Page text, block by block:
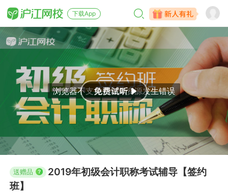
下载App
送赠品
2019年初级会计职称考试辅导【签约
班】